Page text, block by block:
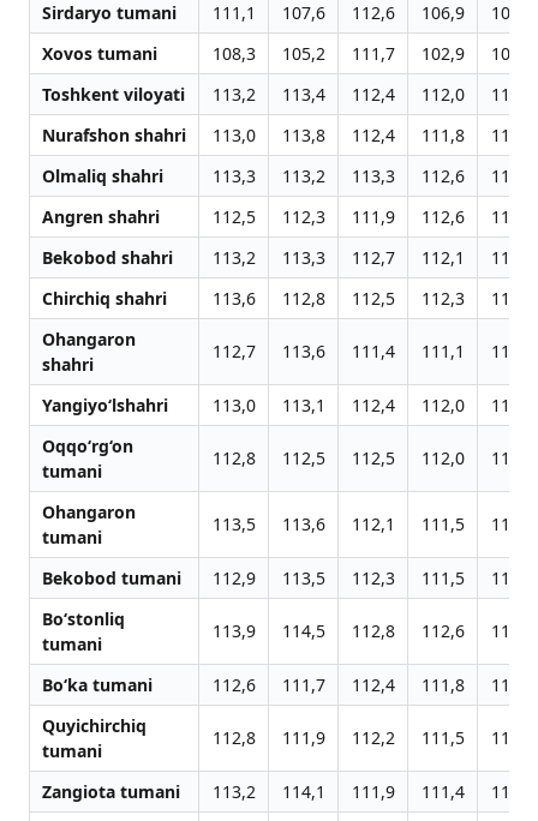
Sirdaryo tumani 111,1 107,6 112,6 106,9
109,0
Xovos tumani
108,3 105,2 111,7 102,9
104,2
Toshkent viloyati
113,2 113,4 112,4 112,0
112,4
Nurafshon shahri
113,0 113,8 112,4 111,8
112,0
Olmaliq shahri
113,3 113,2 113,3 112,6
113,1
Angren shahri
112,5 112,3 111,9 112,6
113,0
Bekobod shahri
113,2 113,3 112,7 112,1
112,4
Chirchiq shahri
113,6 112,8 112,5 112,3
112,7
Ohangaron
shahri
112,7 113,6 111,4 111,1 111,4
Yangiyo‘lshahri 113,0 113,1 112,4 112,0
112,3
Oqqo‘rg‘on
tumani
112,8 112,5 112,5 112,0 112,4
Ohangaron
tumani
113,5 113,6 112,1 111,5 111,8
Bekobod tumani 112,9 113,5 112,3 111,5
111,8
Bo‘stonliq
tumani
113,9 114,5 112,8 112,6 113,0
Bo‘ka tumani 112,6 111,7 112,4 111,8
112,2
Quyichirchiq
tumani
112,8 111,9 112,2 111,5 111,6
Zangiota tumani 113,2 114,1 111,9 111,4 111,9